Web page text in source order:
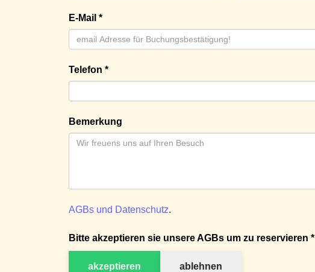
E-Mail *
Telefon *
Bemerkung
AGBs und Datenschutz.
Bitte akzeptieren sie unsere AGBs um zu reservieren *
akzeptieren ablehnen